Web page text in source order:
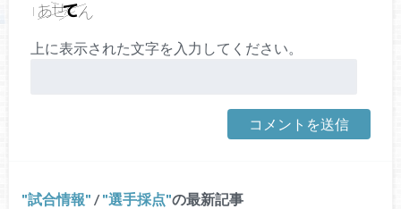
上に表示された文字を入力してください。
試合情報 / 選手採点 の最新記事